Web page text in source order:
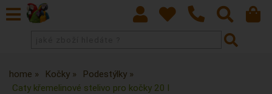
home Kočky
Podestýlky
Caty křemelinové stelivo pro kočky 20 l